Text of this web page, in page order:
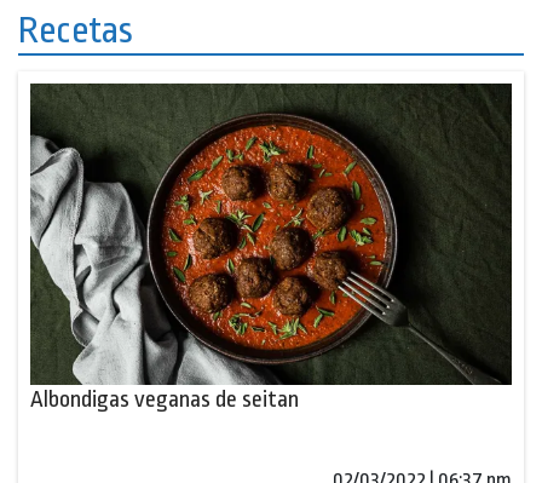
Recetas
Albondigas veganas de seitan